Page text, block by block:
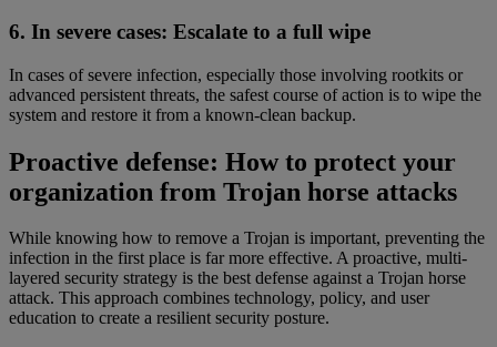
6. In severe cases: Escalate to a full wipe
In cases of severe infection, especially those involving rootkits or
advanced persistent threats, the safest course of action is to wipe the
system and restore it from a known-clean backup.
Proactive defense: How to protect your
organization from Trojan horse attacks
While knowing how to remove a Trojan is important, preventing the
infection in the first place is far more effective. A proactive, multi-
layered security strategy is the best defense against a Trojan horse
attack. This approach combines technology, policy, and user
education to create a resilient security posture.